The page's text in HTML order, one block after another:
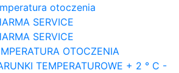
otoczenia
SERVICE
SERVICE
OTOCZENIA
TEMPERATUROWE + 2 ° C -